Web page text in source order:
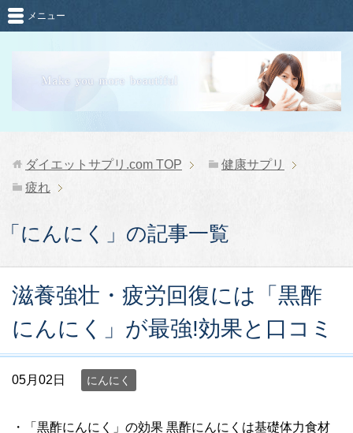
メニュー
ダイエットサプリ.com TOP
健康サプリ
疲れ
「にんにく」の記事一覧
滋養強壮・疲労回復には「黒酢
にんにく」が最強!効果と口コミ
05月02日 にんにく
・「黒酢にんにく」の効果 黒酢にんにくは基礎体力食材